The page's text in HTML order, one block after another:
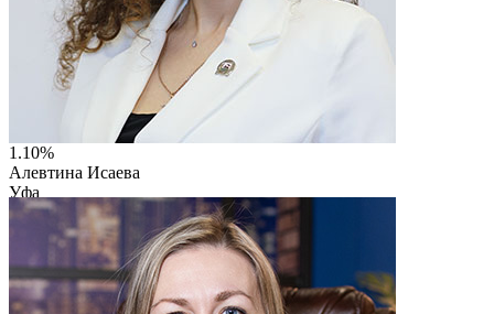
1.10%
Алевтина Исаева
Уфа
ИП Исаева Алевтина Аркадьевна
IT-корпорация "LeVel Group"
Читать описание